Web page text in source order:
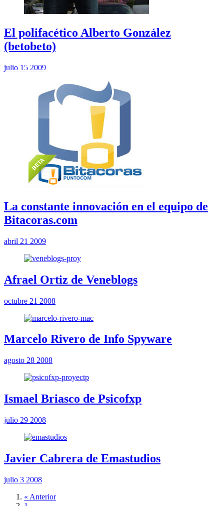
El polifacético Alberto González
(betobeto)
julio 15 2009
La constante innovación en el equipo de
Bitacoras.com
abril 21 2009
Afrael Ortiz de Veneblogs
octubre 21 2008
Marcelo Rivero de Info Spyware
agosto 28 2008
Ismael Briasco de Psicofxp
julio 29 2008
Javier Cabrera de Emastudios
julio 3 2008
« Anterior